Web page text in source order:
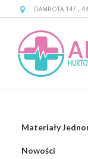
DAMROTA 147 ,
Materiały
Nowości
flex